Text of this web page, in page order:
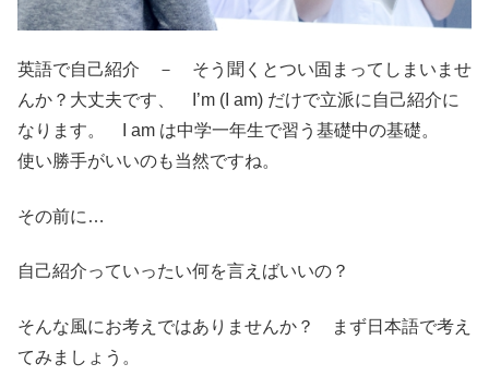
英語で自己紹介 － そう聞くとつい固まってしまいませ
んか？大丈夫です、 I’m (I am) だけで立派に自己紹介に
なります。 I am は中学一年生で習う基礎中の基礎。
使い勝手がいいのも当然ですね。
その前に…
自己紹介っていったい何を言えばいいの？
そんな風にお考えではありませんか？ まず日本語で考え
てみましょう。